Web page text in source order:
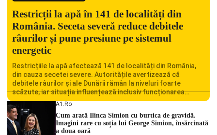
Restricții la apă în 141 de localități din
România. Seceta severă reduce debitele
râurilor și pune presiune pe sistemul
energetic
Restricțiile la apă afectează 141 de localități din România,
din cauza secetei severe. Autoritățile avertizează că
debitele râurilor și ale Dunării rămân la niveluri foarte
scăzute, iar situația influențează inclusiv funcționarea
Centralei Nucleare de la Cernavodă. România se confruntă
cu una dintre cele mai dificile perioade din punct de vedere
hidrologic din ultimii ani. Lipsa […]
A1.ro
Cum arată Ilinca Simion cu burtica de gravidă.
Imagini rare cu soția lui George Simion, însărcinată
a doua oară